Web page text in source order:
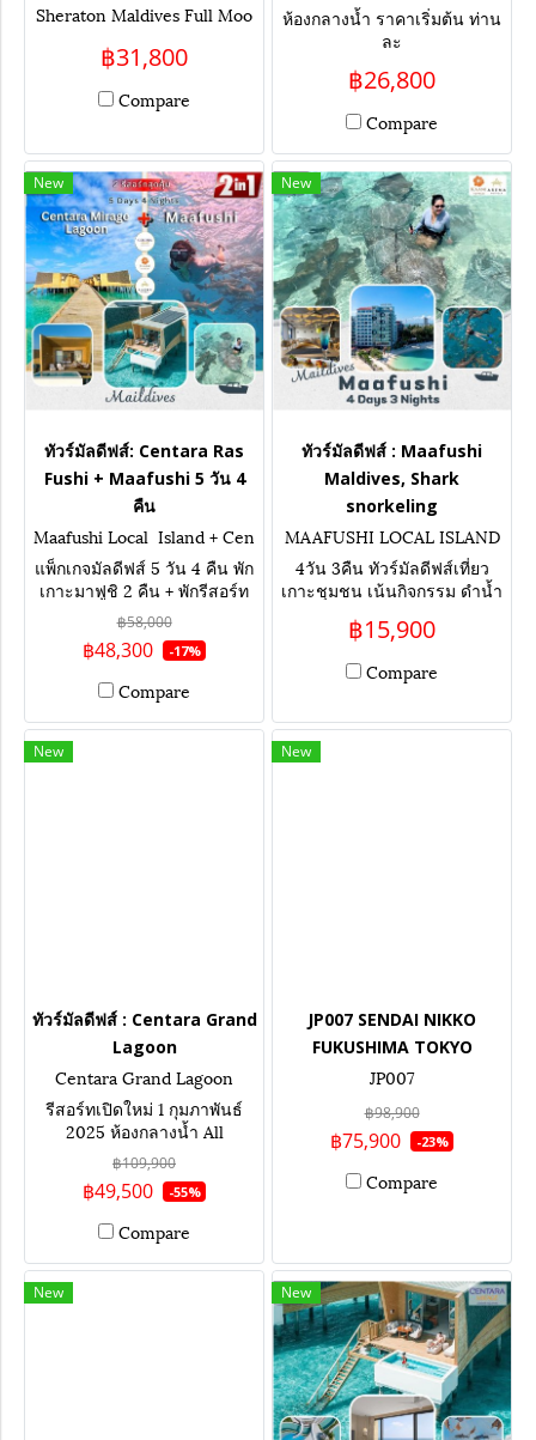
Sheraton Maldives Full Moo
฿31,800
Compare
ห้องกลางน้ำ ราคาเริ่มต้น ท่าน
ละ
฿26,800
Compare
New
ทัวร์มัลดีฟส์: Centara Ras
Fushi + Maafushi 5 วัน 4
คืน
Maafushi Local Island + Cen
tara Mirage Lagoon Maldives
แพ็กเกจมัลดีฟส์ 5 วัน 4 คืน พัก
เกาะมาฟูชิ 2 คืน + พักรีสอร์ท
ห้องกลางน้ำ 2 คืน เน้นกิจกรรม
ดำน้ำกับฉลาม เที่ยวเกาะท้อง
ถิ่น ล่องเรือชมโลมา
฿58,000
฿48,300 -17%
Compare
New
ทัวร์มัลดีฟส์ : Maafushi
Maldives, Shark
snorkeling
MAAFUSHI LOCAL ISLAND
4D 3N
4วัน 3คืน ทัวร์มัลดีฟส์เที่ยว
เกาะชุมชน เน้นกิจกรรม ดำน้ำ
น้ำกับกระเบน กิจกรรมครบทุก
฿15,900
Compare
New
ทัวร์มัลดีฟส์ : Centara Grand
Lagoon
Centara Grand Lagoon
รีสอร์ทเปิดใหม่ 1 กุมภาพันธ์
2025 ห้องกลางน้ำ All
inclusive กิน ดื่ม ไม่อั้น ราคา
เริ่มต้น
฿109,900
฿49,500 -55%
Compare
New
JP007 SENDAI NIKKO
FUKUSHIMA TOKYO
JP007
฿98,900
฿75,900 -23%
Compare
New New